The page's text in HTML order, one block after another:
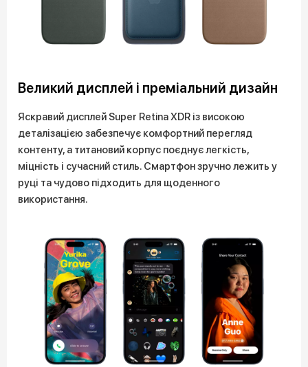
Великий дисплей і преміальний дизайн
Яскравий дисплей Super Retina XDR із високою
деталізацією забезпечує комфортний перегляд
контенту, а титановий корпус поєднує легкість,
міцність і сучасний стиль. Смартфон зручно лежить у
руці та чудово підходить для щоденного
використання.